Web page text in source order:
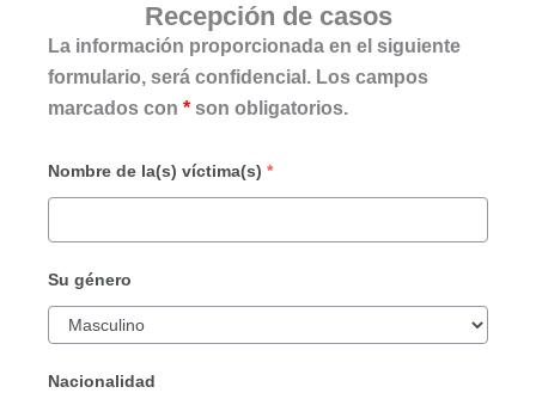
Recepción de casos
La información proporcionada en el siguiente
formulario, será confidencial. Los campos
marcados con * son obligatorios.
Nombre de la(s) víctima(s) *
Su género
Nacionalidad